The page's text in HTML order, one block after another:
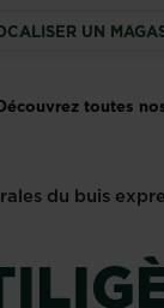
UN
toutes
du buis
à l'emploi